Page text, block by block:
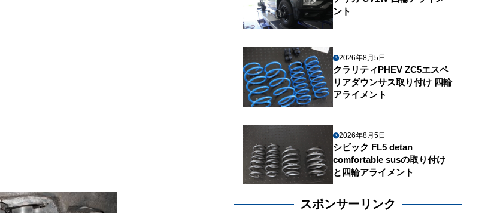
ント
2026年8月5日
クラリティPHEV ZC5エスペ
リアダウンサス取り付け 四輪
アライメント
2026年8月5日
シビック FL5 detan
comfortable susの取り付け
と四輪アライメント
スポンサーリンク